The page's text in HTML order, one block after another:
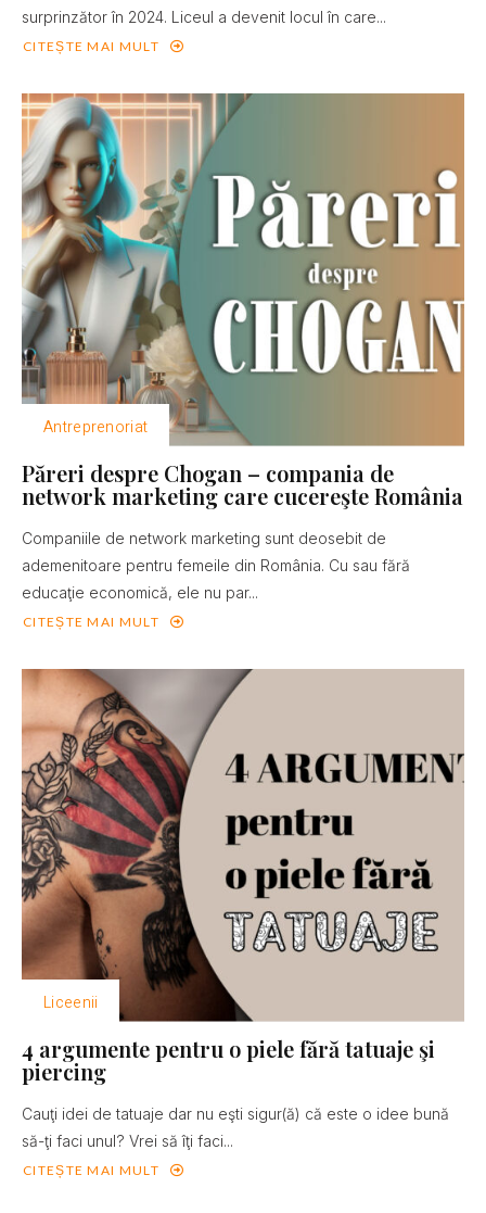
surprinzător în 2024. Liceul a devenit locul în care...
CITEȘTE MAI MULT
Antreprenoriat
Păreri despre Chogan – compania de
network marketing care cucereşte România
Companiile de network marketing sunt deosebit de
ademenitoare pentru femeile din România. Cu sau fără
educaţie economică, ele nu par...
CITEȘTE MAI MULT
Liceenii
4 argumente pentru o piele fără tatuaje şi
piercing
Cauţi idei de tatuaje dar nu eşti sigur(ă) că este o idee bună
să-ţi faci unul? Vrei să îţi faci...
CITEȘTE MAI MULT